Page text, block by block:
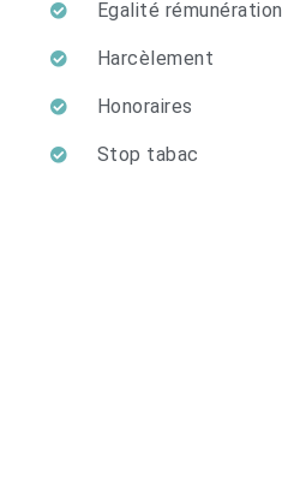
Egalité rémunération
Harcèlement
Honoraires
Stop tabac